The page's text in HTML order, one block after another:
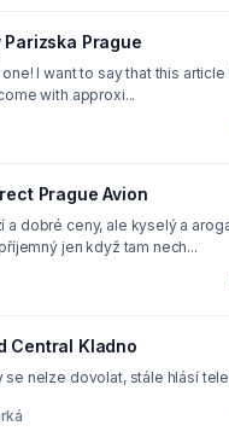
Prague
I want to say that this
with approxi...
Prague Avion
a dobré ceny, ale kyselý a
jen když tam nech...
Central Kladno
se nelze dovolat, stále hlásí